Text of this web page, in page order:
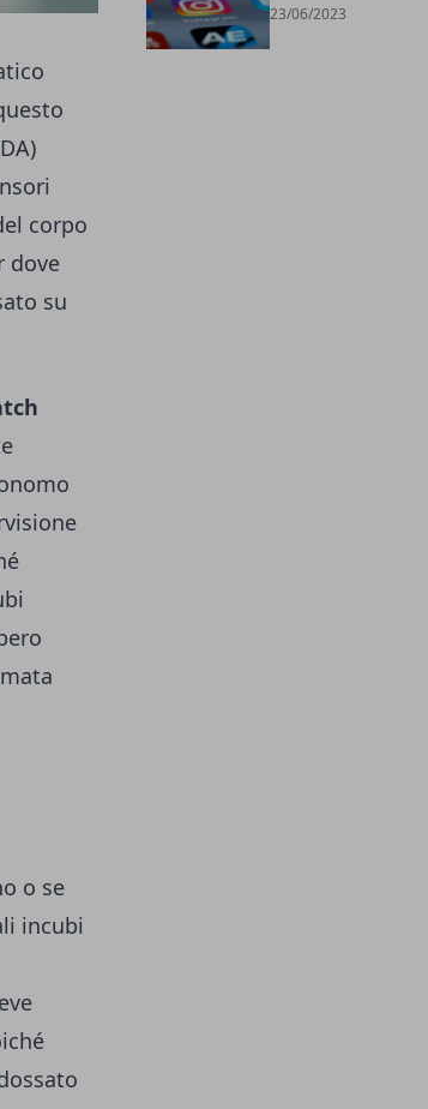
corpo
dove
su
o se
incubi
23/06/2023